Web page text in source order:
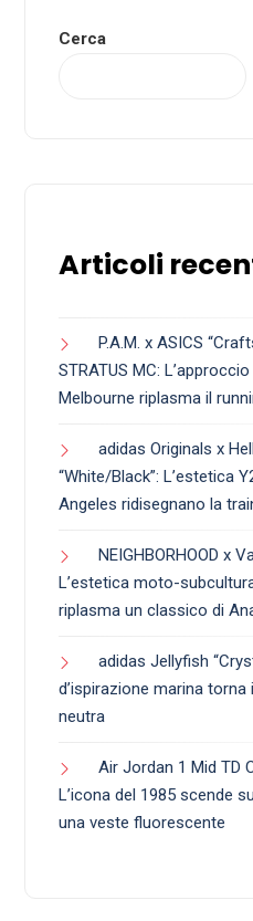
Cerca
Articoli
P.A.M. x ASICS
STRATUS MC:
Melbourne riplasma il
adidas Originals x
“White/Black”: L’estetica
Angeles ridisegnano la
NEIGHBORHOOD x
L’estetica moto-
riplasma un classico di
adidas Jellyfish
d’ispirazione marina
neutra
Air Jordan 1 Mid TD
L’icona del 1985 scende
una veste fluorescente